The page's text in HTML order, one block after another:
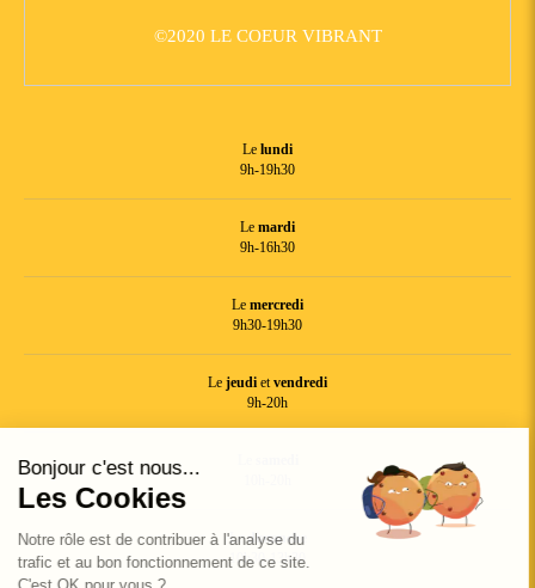
©2020 LE COEUR VIBRANT
Le lundi
9h-19h30
Le mardi
9h-16h30
Le mercredi
9h30-19h30
Le jeudi et vendredi
9h-20h
Ledimanche
10h30-13h30
Bonjour c'est nous...
Les Cookies
Notre rôle est de contribuer à l'analyse du
trafic et au bon fonctionnement de ce site.